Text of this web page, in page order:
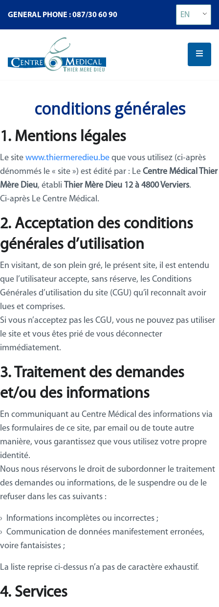
GENERAL PHONE : 087/30 60 90 EN
conditions générales
1. Mentions légales
Le site www.thiermeredieu.be que vous utilisez (ci-après
dénommés le « site ») est édité par : Le Centre Médical Thier
Mère Dieu, établi Thier Mère Dieu 12 à 4800 Verviers.
Ci-après Le Centre Médical.
2. Acceptation des conditions
générales d’utilisation
En visitant, de son plein gré, le présent site, il est entendu
que l’utilisateur accepte, sans réserve, les Conditions
Générales d’utilisation du site (CGU) qu’il reconnaît avoir
lues et comprises.
Si vous n’acceptez pas les CGU, vous ne pouvez pas utiliser
le site et vous êtes prié de vous déconnecter
immédiatement.
3. Traitement des demandes
et/ou des informations
En communiquant au Centre Médical des informations via
les formulaires de ce site, par email ou de toute autre
manière, vous garantissez que vous utilisez votre propre
identité.
Nous nous réservons le droit de subordonner le traitement
des demandes ou informations, de le suspendre ou de le
refuser dans les cas suivants :
› Informations incomplètes ou incorrectes ;
› Communication de données manifestement erronées,
voire fantaisistes ;
La liste reprise ci-dessus n’a pas de caractère exhaustif.
4. Services